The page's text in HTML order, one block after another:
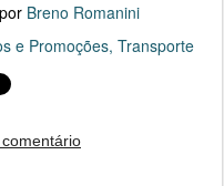
por Breno Romanini
e Promoções Transporte